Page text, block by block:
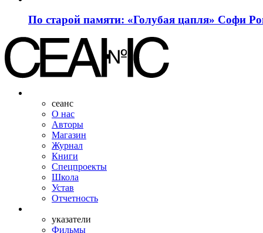
По старой памяти: «Голубая цапля» Софи
сеанс
О нас
Авторы
Магазин
Журнал
Книги
Спецпроекты
Школа
Устав
Отчетность
указатели
Фильмы